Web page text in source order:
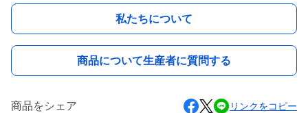
私たちについて
商品について生産者に質問する
商品をシェア リンクをコピー